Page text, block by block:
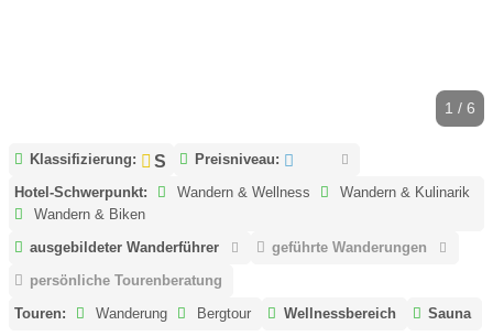
1 / 6
Klassifizierung:
Preisniveau:
Hotel-Schwerpunkt:
Wandern & Wellness
Wandern & Kulinarik
Wandern & Biken
ausgebildeter Wanderführer
geführte Wanderungen
persönliche Tourenberatung
Touren:
Wanderung Bergtour Wellnessbereich Sauna